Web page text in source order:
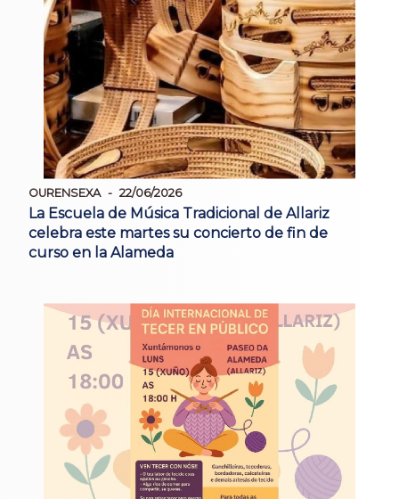
OURENSEXA 22/06/2026
La Escuela de Música Tradicional de Allariz
celebra este martes su concierto de fin de
curso en la Alameda